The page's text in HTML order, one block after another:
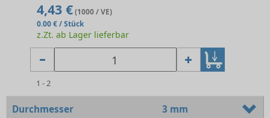
4,43 €(1000 / VE)
0.00 € / Stück
z.Zt. ab Lager lieferbar
1 - 2
Durchmesser 3 mm